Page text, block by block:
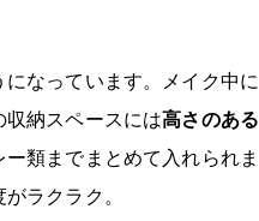
なっています。メイク中に
収納スペースには高さのある
類までまとめて入れられま
ラクラク。